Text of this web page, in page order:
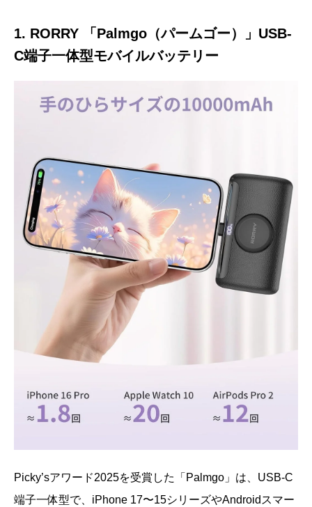
1. RORRY 「Palmgo（パームゴー）」USB-
C端子一体型モバイルバッテリー
Picky’sアワード2025を受賞した「Palmgo」は、USB-C
端子一体型で、iPhone 17〜15シリーズやAndroidスマー